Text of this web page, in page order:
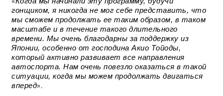
гонщиком, я никогда не мог себе представить, что
мы сможем продолжать ее таким образом, в таком
масштабе и в течение такого длительного
времени. Мы очень благодарны за поддержку из
Японии, особенно от господина Акио Тойоды,
который активно развивает все направления
автоспорта. Нам очень повезло оказаться в такой
ситуации, когда мы можем продолжать двигаться
вперед».